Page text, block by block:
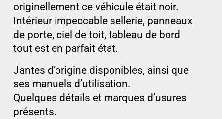
originellement ce véhicule était noir.
Intérieur impeccable sellerie, panneaux
de porte, ciel de toit, tableau de bord
tout est en parfait état.
Jantes d’origine disponibles, ainsi que
ses manuels d’utilisation.
Quelques détails et marques d’usures
présents.